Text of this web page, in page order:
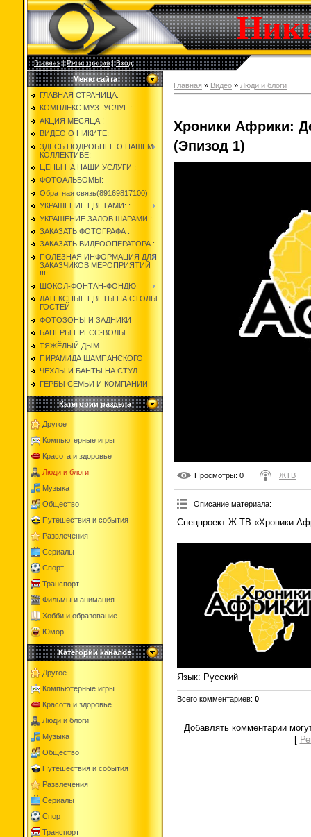
Главная|Регистрация|Вход
Меню сайта
ГЛАВНАЯ СТРАНИЦА:
КОМПЛЕКС МУЗ. УСЛУГ :
АКЦИЯ МЕСЯЦА !
ВИДЕО О НИКИТЕ:
ЗДЕСЬ ПОДРОБНЕЕ О НАШЕМ
КОЛЛЕКТИВЕ:
ЦЕНЫ НА НАШИ УСЛУГИ :
ФОТОАЛЬБОМЫ:
Обратная связь(89169817100)
УКРАШЕНИЕ ЦВЕТАМИ: :
УКРАШЕНИЕ ЗАЛОВ ШАРАМИ :
ЗАКАЗАТЬ ФОТОГРАФА :
ЗАКАЗАТЬ ВИДЕООПЕРАТОРА :
ПОЛЕЗНАЯ ИНФОРМАЦИЯ ДЛЯ
ЗАКАЗЧИКОВ МЕРОПРИЯТИЙ
!!!:
ШОКОЛ-ФОНТАН-ФОНДЮ
ЛАТЕКСНЫЕ ЦВЕТЫ НА СТОЛЫ
ГОСТЕЙ
ФОТОЗОНЫ И ЗАДНИКИ
БАНЕРЫ ПРЕСС-ВОЛЫ
ТЯЖЁЛЫЙ ДЫМ
ПИРАМИДА ШАМПАНСКОГО
ЧЕХЛЫ И БАНТЫ НА СТУЛ
ГЕРБЫ СЕМЬИ И КОМПАНИИ
Категории раздела
Другое
Компьютерные игры
Красота и здоровье
Люди и блоги
Музыка
Общество
Путешествия и события
Развлечения
Сериалы
Спорт
Транспорт
Фильмы и анимация
Хобби и образование
Юмор
Категории каналов
Другое
Компьютерные игры
Красота и здоровье
Люди и блоги
Музыка
Общество
Путешествия и события
Развлечения
Сериалы
Спорт
Транспорт
Главная » Видео » Люди и блоги
Хроники Африки:
(Эпизод 1)
Просмотры: 0 ЖТВ
Описание материала:
Спецпроект Ж-ТВ «Хроники
Язык: Русский
Всего комментариев: 0
Добавлять комментарии
[